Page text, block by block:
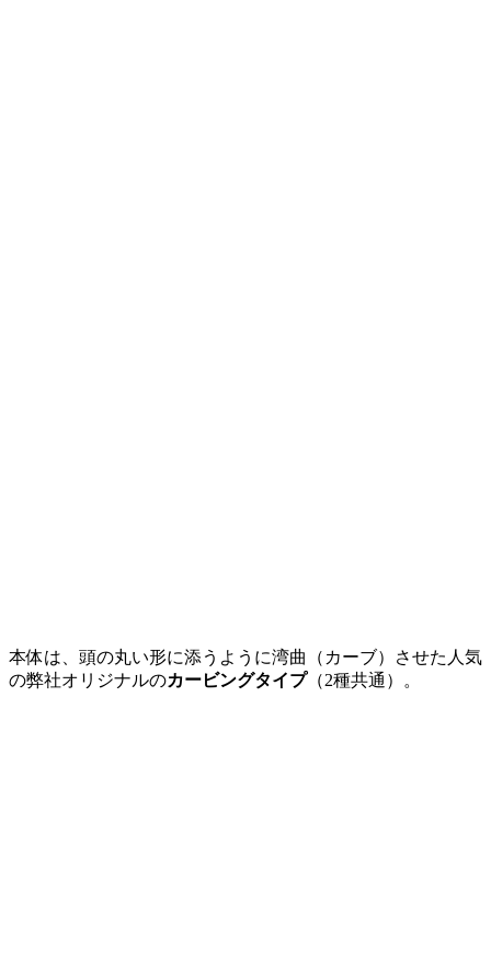
本体は、頭の丸い形に添うように湾曲（カーブ）させた人気
の弊社オリジナルのカービングタイプ（2種共通）。